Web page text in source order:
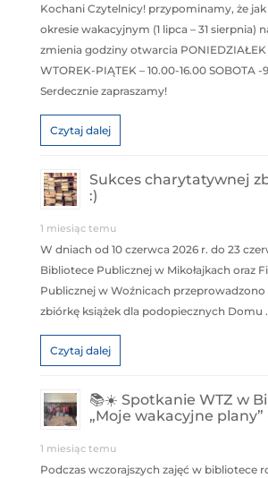
Kochani Czytelnicy! przypominamy, że
okresie wakacyjnym (1 lipca – 31 sierpnia)
zmienia godziny otwarcia PONIEDZIAŁEK
WTOREK-PIĄTEK – 10.00-16.00 SOBOTA -
Serdecznie zapraszamy!
Czytaj dalej
Sukces charytatywnej
:)
1 miesiąc temu
W dniach od 10 czerwca 2026 r. do 23
Bibliotece Publicznej w Mikołajkach oraz
Publicznej w Woźnicach
zbiórkę książek dla podopiecznych Domu
Czytaj dalej
📚☀️ Spotkanie WTZ w
„Moje wakacyjne
1 miesiąc temu
Podczas wczorajszych zajęć w bibliotece